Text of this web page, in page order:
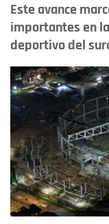
Este avance
importantes en
deportivo del